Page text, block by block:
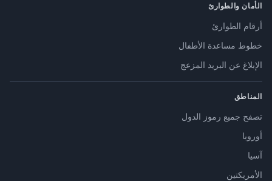
الأمان والطوارئ
أرقام الطوارئ
خطوط مساعدة الأطفال
الإبلاغ عن البريد المزعج
المناطق
تصفح جميع رموز الدول
أوروبا
آسيا
الأمريكتين